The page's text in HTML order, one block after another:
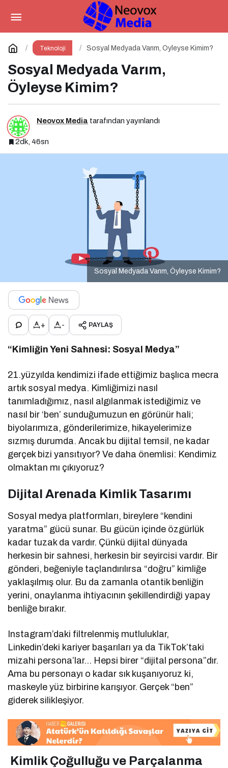
Teknoloji Sosyal Medyada Varım, Öyleyse Kimim?
Sosyal Medyada Varım,
Öyleyse Kimim?
Neovox Media tarafından yayınlandı
2dk, 46sn
Sosyal Medyada Varım, Öyleyse Kimim?
+ - PAYLAŞ
“Kimliğin Yeni Sahnesi: Sosyal Medya”
21.yüzyılda kendimizi ifade ettiğimiz başlıca mecra
artık sosyal medya. Kimliğimizi nasıl
tanımladığımız, nasıl algılanmak istediğimiz ve
nasıl bir ‘ben’ sunduğumuzun en görünür hali;
biyolarımıza, gönderilerimize, hikayelerimize
sızmış durumda. Ancak bu dijital temsil, ne kadar
gerçek bizi yansıtıyor? Ve daha önemlisi: Kendimiz
olmaktan mı çıkıyoruz?
Dijital Arenada Kimlik Tasarımı
Sosyal medya platformları, bireylere “kendini
yaratma” gücü sunar. Bu gücün içinde özgürlük
kadar tuzak da vardır. Çünkü dijital dünyada
herkesin bir sahnesi, herkesin bir seyircisi vardır. Bir
gönderi, beğeniyle taçlandırılırsa “doğru” kimliğe
yaklaşılmış olur. Bu da zamanla otantik benliğin
yerini, onaylanma ihtiyacının şekillendirdiği yapay
benliğe bırakır.
Instagram’daki filtrelenmiş mutluluklar,
Linkedin’deki kariyer başarıları ya da TikTok’taki
mizahi persona’lar… Hepsi birer “dijital persona”dır.
Ama bu personayı o kadar sık kuşanıyoruz ki,
maskeyle yüz birbirine karışıyor. Gerçek “ben”
giderek silikleşiyor.
Kimlik Çoğulluğu ve Parçalanma
Fiber Hızında Gelişen Uçurum:
Kimler Bağlı, Kimler Dışarıda
Yorum Yap